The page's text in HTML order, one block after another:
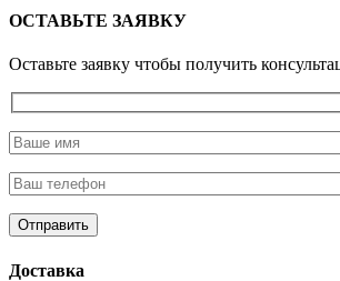
T5G
ОСТАВЬТЕ ЗАЯВКУ
Оставьте заявку чтобы получить
Доставка